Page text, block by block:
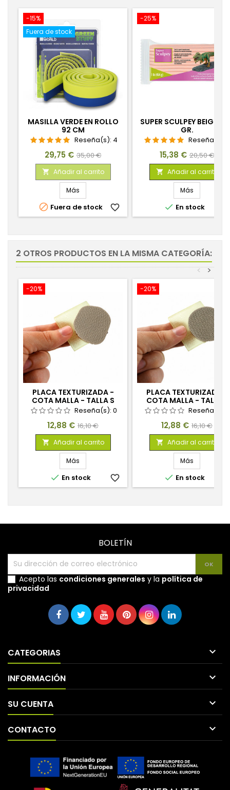
-15%
Fuera de stock
MASILLA VERDE EN ROLLO
92 CM
Reseña(s): 4
Precio
29,75 € Precio
base
35,00 €
 Añadir al carrito
Más
 Fuera de stock favorite_border
-25%
SUPER SCULPEY BEIGE
GR.
Reseña(s):
Precio
15,38 € Precio
base
20,50 €
 Añadir al carrito
Más
 En stock
2 OTROS PRODUCTOS EN LA MISMA CATEGORÍA:
>
<
-20%
PLACA TEXTURIZADA -
COTA MALLA - TALLA S
Reseña(s): 0
Precio
12,88 € Precio
base
16,10 €
 Añadir al carrito
Más
 En stock favorite_border
-20%
PLACA TEXTURIZADA -
COTA MALLA - TALLA L
Reseña(s):
Precio
12,88 € Precio
base
16,10 €
 Añadir al carrito
Más
 En stock
BOLETÍN
Acepto las condiciones generales y la política de
privacidad
CATEGORIAS 
INFORMACIÓN 
SU CUENTA 
CONTACTO 